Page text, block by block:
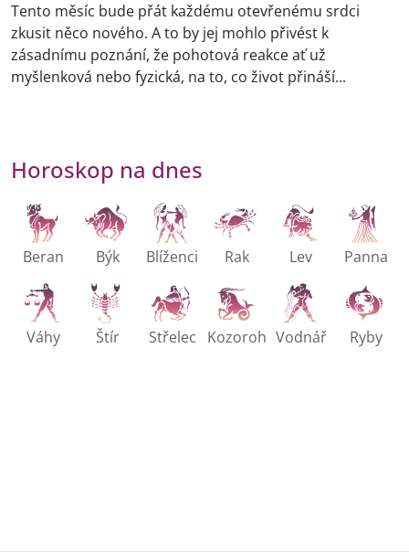
Tento měsíc bude přát každému otevřenému srdci
zkusit něco nového. A to by jej mohlo přivést k
zásadnímu poznání, že pohotová reakce ať už
myšlenková nebo fyzická, na to, co život přináší...
Horoskop na dnes
Beran Býk Blíženci Rak Lev Panna
Váhy Štír Střelec Kozoroh Vodnář Ryby